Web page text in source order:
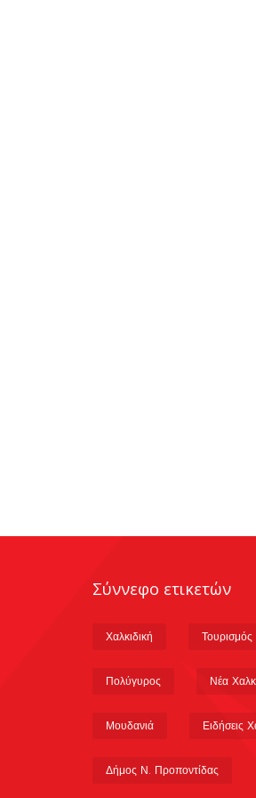
Σύννεφο ετικετών
Χαλκιδική Τουρισμός
Πολύγυρος Νέα
Μουδανιά Ειδήσεις
Δήμος Ν. Προποντίδας